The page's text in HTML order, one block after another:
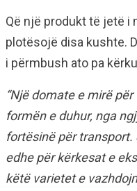
Që një produkt të jetë i
plotësojë disa kushte.
i përmbush ato pa
“Një domate e mirë
formën e duhur, nga
fortësinë për
edhe për kërkesat e
këtë varietet e